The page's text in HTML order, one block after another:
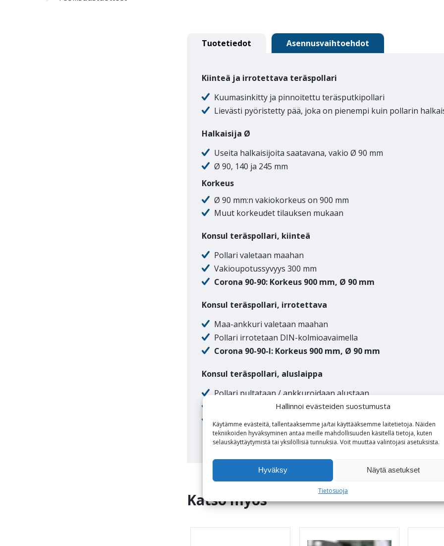
Hallinnoi evästeiden suostumusta
Käytämme evästeitä, tallentaaksemme ja/tai käyttääksemme laitetietoja. Näiden
tekniikoiden hyväksyminen antaa meille mahdollisuuden käsitellä tietoja, kuten
selauskäyttäytymistä tai yksilöllisiä tunnuksia. Voit muuttaa valintojasi asetuksista.
Hyväksy Näytä asetukset
Tietosuoja
Tuotetiedot Asennusvaihtoehdot
Kiinteä ja irrotettava teräspollari
Kuumasinkitty ja pinnoitettu teräsputkipollari
Lievästi pyöristetty pää, joka on pienempi kuin pollarin
Halkaisija Ø
Useita halkaisijoita saatavana, vakio Ø 90 mm
Ø 90, 140 ja 245 mm
Korkeus
Ø 90 mm:n vakiokorkeus on 900 mm
Muut korkeudet tilauksen mukaan
Konsul teräspollari, kiinteä
Pollari valetaan maahan
Vakioupotussyvyys 300 mm
Corona 90-90: Korkeus 900 mm, Ø 90 mm
Konsul teräspollari, irrotettava
Maa-ankkuri valetaan maahan
Pollari irrotetaan DIN-kolmioavaimella
Corona 90-90-I: Korkeus 900 mm, Ø 90 mm
Konsul teräspollari, aluslaippa
Pollari pultataan / ankkuroidaan alustaan
Käytetään myös sisätiloissa, esimerkiksi ovien
Corona 90-90-L: Korkeus 900 mm, Ø 90 mm
Katso myös